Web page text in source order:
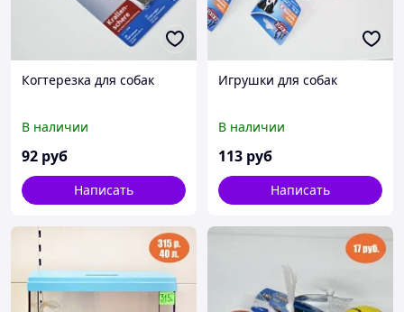
Когтерезка для собак
В наличии
92 руб
Написать
Игрушки для собак
В наличии
113 руб
Написать